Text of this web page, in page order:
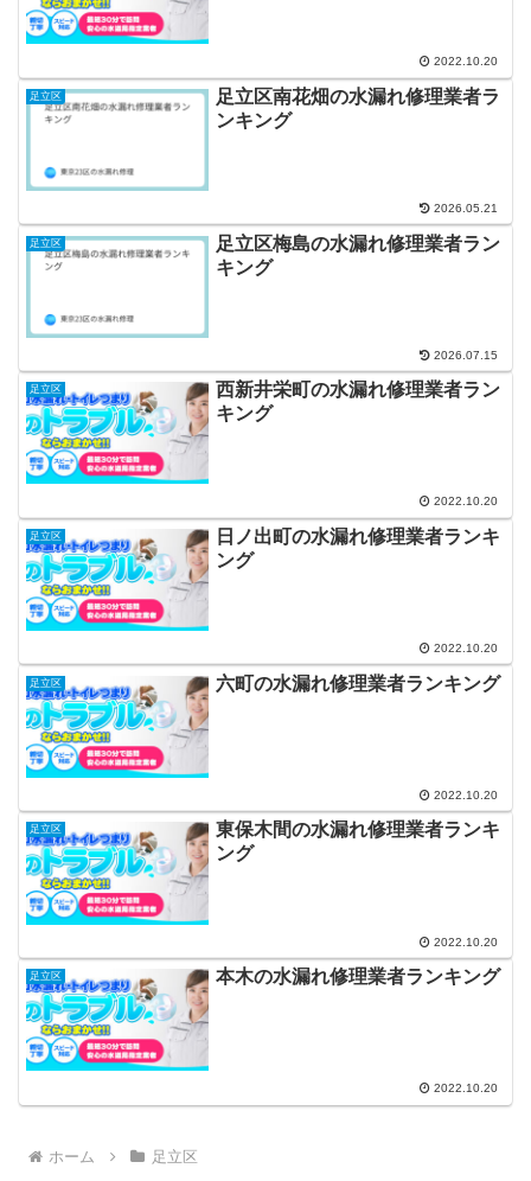
2022.10.20
足立区
足立区南花畑の水漏れ修理業者ラ
ンキング
2026.05.21
足立区
足立区梅島の水漏れ修理業者ラン
キング
2026.07.15
足立区
西新井栄町の水漏れ修理業者ラン
キング
2022.10.20
足立区
日ノ出町の水漏れ修理業者ランキ
ング
2022.10.20
足立区 六町の水漏れ修理業者ランキング
2022.10.20
足立区
東保木間の水漏れ修理業者ランキ
ング
2022.10.20
足立区 本木の水漏れ修理業者ランキング
2022.10.20
ホーム 足立区